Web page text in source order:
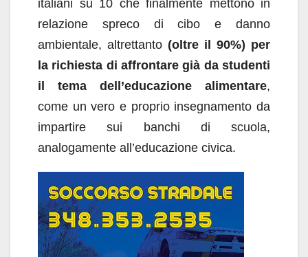
italiani su 10 che finalmente mettono in
relazione spreco di cibo e danno
ambientale, altrettanto (oltre il 90%) per
la richiesta di affrontare già da studenti
il tema dell’educazione alimentare,
come un vero e proprio insegnamento da
impartire sui banchi di scuola,
analogamente all’educazione civica.